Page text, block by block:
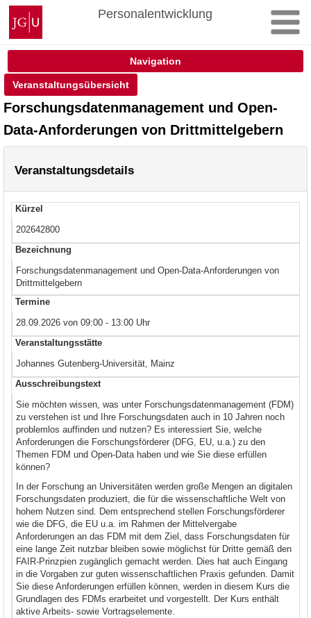
Zum
Inhalt
springen
Johannes
Gutenberg-
Universität
Personalentwicklung
Navigation
Veranstaltungsübersicht
Forschungsdatenmanagement und Open-
Data-Anforderungen von Drittmittelgebern
Veranstaltungsdetails
Kürzel
202642800
Bezeichnung
Forschungsdatenmanagement und Open-Data-Anforderungen von
Drittmittelgebern
Termine
28.09.2026 von 09:00 - 13:00 Uhr
Veranstaltungsstätte
Johannes Gutenberg-Universität, Mainz
Ausschreibungstext
Sie möchten wissen, was unter Forschungsdatenmanagement (FDM)
zu verstehen ist und Ihre Forschungsdaten auch in 10 Jahren noch
problemlos auffinden und nutzen? Es interessiert Sie, welche
Anforderungen die Forschungsförderer (DFG, EU, u.a.) zu den
Themen FDM und Open-Data haben und wie Sie diese erfüllen
können?
In der Forschung an Universitäten werden große Mengen an digitalen
Forschungsdaten produziert, die für die wissenschaftliche Welt von
hohem Nutzen sind. Dem entsprechend stellen Forschungsförderer
wie die DFG, die EU u.a. im Rahmen der Mittelvergabe
Anforderungen an das FDM mit dem Ziel, dass Forschungsdaten für
eine lange Zeit nutzbar bleiben sowie möglichst für Dritte gemäß den
FAIR-Prinzpien zugänglich gemacht werden. Dies hat auch Eingang
in die Vorgaben zur guten wissenschaftlichen Praxis gefunden. Damit
Sie diese Anforderungen erfüllen können, werden in diesem Kurs die
Grundlagen des FDMs erarbeitet und vorgestellt. Der Kurs enthält
aktive Arbeits- sowie Vortragselemente.